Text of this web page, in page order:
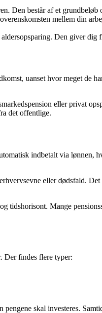
Den består af et
mellem din
Den giver
uanset hvor meget de
eller privat
det offentlige.
indbetalt via lønnen,
eller dødsfald.
tidshorisont. Mange
Der findes flere typer:
skal investeres.